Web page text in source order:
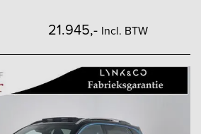
21.945,- Incl. BTW